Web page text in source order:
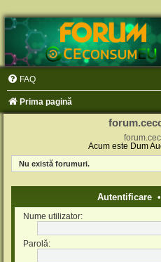
FAQ
Prima pagină
Acum este Dum
Nu există forumuri.
Autentificare •
Nume utilizator:
Parolă: